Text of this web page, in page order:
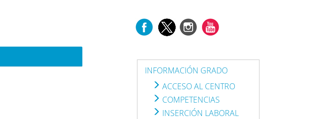
INFORMACIÓN GRADO
ACCESO AL CENTRO
COMPETENCIAS
INSERCIÓN LABORAL